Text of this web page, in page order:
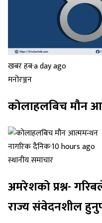
खबर हब·a day ago
मनोरञ्जन
कोलाहलबिच मौन
नागरिक दैनिक·10 hours ago
स्थानीय समाचार
अमरेशको प्रश्न-
राज्य संवेदनशील